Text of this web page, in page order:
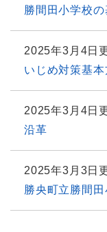
勝間田小学校
2025年3月4日
いじめ対策基本
2025年3月4日
沿革
2025年3月3日
勝央町立勝間